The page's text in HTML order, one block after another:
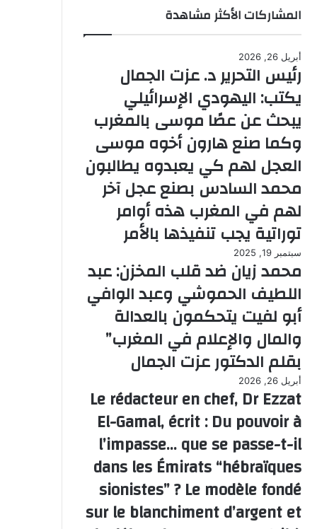
المشاركات الأكثر مشاهدة
أبريل 26, 2026
رئيس التحرير د. عزت الجمال
يكتب: اليهودي الإسرائيلي
يبحث عن عصًا موسى بالمغرب
وكما صنع هارون أخوه موسى
العجل لهم كي يعبدوه يطالبون
محمد السادس بصنع عجل آخر
لهم في المغرب هذه أوامر
توراتية يجب تنفيذها بالأمر
سبتمبر 19, 2025
محمد زيان ضد قلب المخزن: عبد
اللطيف الحموشي وعبد الوافي
أبو لفيت يتحكمون بالعدالة
والمال والإعلام في المغرب”
بقلم الدكتور عزت الجمال
أبريل 26, 2026
Le rédacteur en chef, Dr Ezzat
El-Gamal, écrit : Du pouvoir à
l’impasse… que se passe-t-il
dans les Émirats “hébraïques
sionistes” ? Le modèle fondé
sur le blanchiment d’argent et